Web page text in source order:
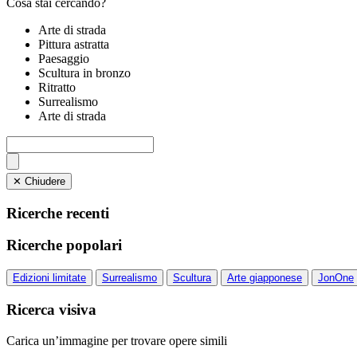
Cosa stai cercando?
Arte di strada
Pittura astratta
Paesaggio
Scultura in bronzo
Ritratto
Surrealismo
Arte di strada
✕ Chiudere
Ricerche recenti
Ricerche popolari
Edizioni limitate Surrealismo Scultura Arte giapponese JonOne
Ricerca visiva
Carica un’immagine per trovare opere simili